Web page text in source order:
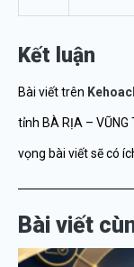
Kết luận
Bài viết trên
tỉnh BÀ RỊA –
vọng bài viết sẽ có
Bài viết